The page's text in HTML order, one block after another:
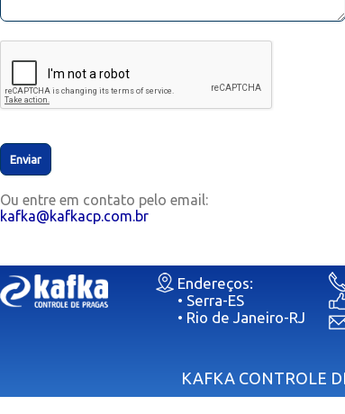
Ou entre em contato pelo email:
kafka@kafkacp.com.br
Endereços:
• Serra-ES
• Rio de Janeiro-RJ
KAFKA CONTROLE